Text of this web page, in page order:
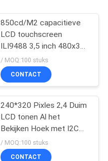
850cd/M2 capacitieve
LCD touchscreen
ILI9488 3,5 inch 480x320
stippen FPC SPI
/ MOQ:100 stuks
CONTACT
240*320 Pixles 2,4 Duim
LCD tonen Al het
Bekijken Hoek met I2C
TP
/ MOQ:100 stuks
CONTACT